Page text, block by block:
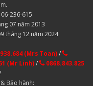
236-615
07 năm 2013
tháng 12 năm 2024
(Mrs Toan)/
(Mr Linh)/
0868.843.825
Bảo hành: